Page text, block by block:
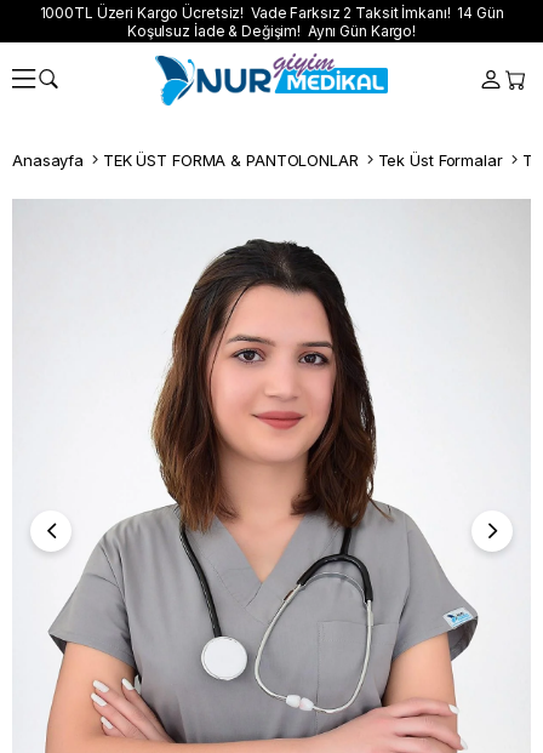
1000TL Üzeri Kargo Ücretsiz! Vade Farksız 2 Taksit İmkanı! 14 Gün
Koşulsuz İade & Değişim! Aynı Gün Kargo!
Anasayfa TEK ÜST FORMA & PANTOLONLAR Tek Üst Formalar